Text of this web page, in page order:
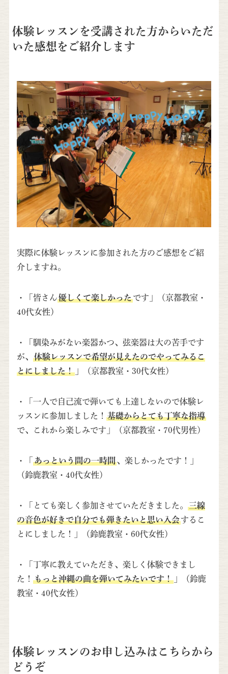
体験レッスンを受講された方からいただ
いた感想をご紹介します
実際に体験レッスンに参加された方のご感想をご紹
介しますね。
・「皆さん優しくて楽しかったです」（京都教室・
40代女性）
・「馴染みがない楽器かつ、弦楽器は大の苦手です
が、
体験レッスンで希望が見えたのでやってみるこ
とにしました！」（京都教室・30代女性）
・「一人で自己流で弾いても上達しないので体験レ
ッスンに参加しました！ 基礎からとても丁寧な指導
で、これから楽しみです」（京都教室・70代男性）
・「 あっという間の一時間、楽しかったです！」
（鈴鹿教室・40代女性）
・「とても楽しく参加させていただきました。
三線
の音色が好きで自分でも弾きたいと思い入会するこ
とにしました！」（鈴鹿教室・60代女性）
・「丁寧に教えていただき、楽しく体験できまし
た！ もっと沖縄の曲を弾いてみたいです！」（鈴鹿
教室・40代女性）
体験レッスンのお申し込みはこちらから
どうぞ